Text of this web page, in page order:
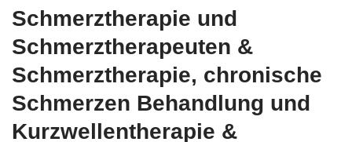
Schmerztherapie und
Schmerztherapeuten &
Schmerztherapie, chronische
Schmerzen Behandlung und
Kurzwellentherapie &